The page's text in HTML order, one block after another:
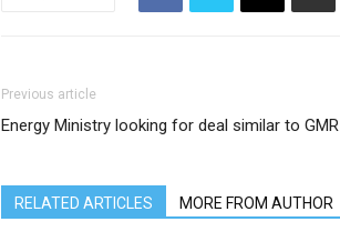
Previous article
Energy Ministry looking for deal similar to GMR
RELATED ARTICLES MORE FROM AUTHOR